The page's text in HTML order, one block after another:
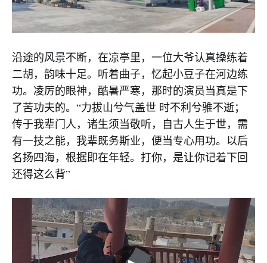
沿途的风景不断，在凉亭里，一位大爷认真操练着
二胡，韵味十足。听着曲子，忆起小豆子在河边练
功。凌厉的眼神，酷暑严寒，那时的演员当真是下
了苦功夫的。“力拔山兮气盖世 时不利兮骓不逝；
传于我辈门人，诸生须当敬听，自古人生于世，需
有一技之能，我辈既务斯业，便当专心用功。以后
名扬四海，根据即在年轻。打你，是让你记着下回
还得这么背”